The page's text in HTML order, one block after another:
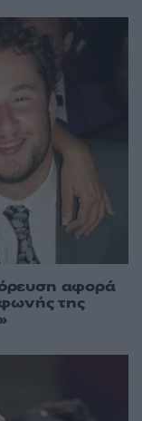
αφορά
της